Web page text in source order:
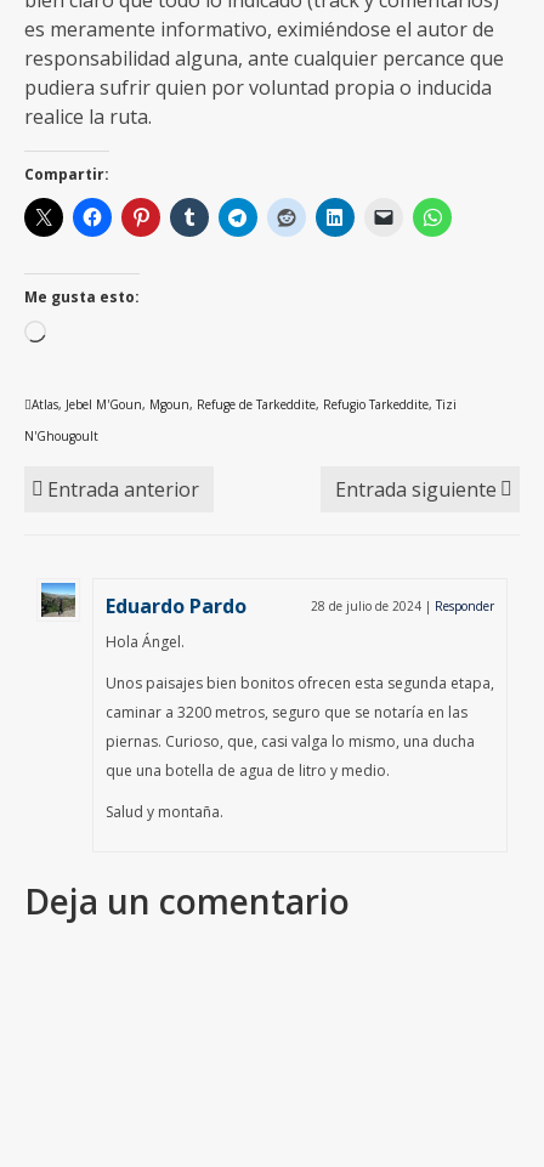
es meramente informativo, eximiéndose el autor de
responsabilidad alguna, ante cualquier percance que
pudiera sufrir quien por voluntad propia o inducida
realice la ruta.
Compartir:
Me gusta esto:
Cargando...
Atlas, Jebel M'Goun, Mgoun, Refuge de Tarkeddite, Refugio Tarkeddite,Tizi
N'Ghougoult
Entrada anterior Entrada siguiente
Eduardo Pardo 28 de julio de 2024 | Responder
Hola Ángel.
Unos paisajes bien bonitos ofrecen esta segunda etapa,
caminar a 3200 metros, seguro que se notaría en las
piernas. Curioso, que, casi valga lo mismo, una ducha
que una botella de agua de litro y medio.
Salud y montaña.
Deja un comentario